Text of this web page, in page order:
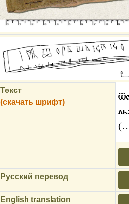
Текст
(скачать шрифт)
Русский перевод
English translation